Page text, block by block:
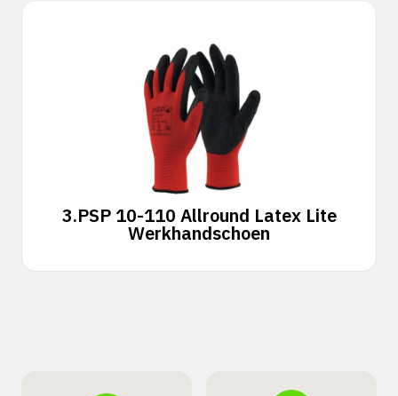
3.PSP 10-110 Allround Latex Lite
Werkhandschoen